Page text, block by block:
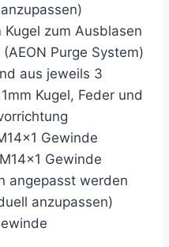
zum Ausblasen
Purge System)
aus jeweils 3
Kugel, Feder und
Gewinde
Gewinde
angepasst werden
anzupassen)